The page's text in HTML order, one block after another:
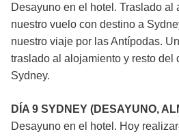
Desayuno en el hotel. Traslado al
nuestro vuelo con destino a
nuestro viaje por las Antípodas.
traslado al alojamiento y resto del
Sydney.
DÍA 9 SYDNEY (DESAYUNO,
Desayuno en el hotel. Hoy